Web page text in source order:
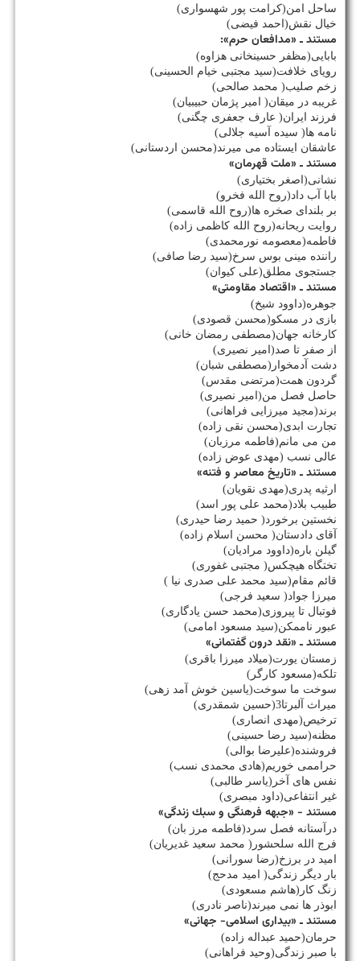
ساحل امن(كرامت پور شهسواری)
خیال نقش(احمد فیضی)
مستند ـ «مدافعان حرم»:
بابایی(مظفر حسینخانی هزاوه)
رویای خلافت(سید مجتبی خیام الحسینی)
زخم صلیب( محمد صالحی)
غریبه در میقان( امیر پژمان حبیبیان)
فرزند ایران( عارف جعفری چگنی)
نامه ها( سیده آسیه جلالی)
عاشقان ایستاده می میرند(محسن اردستانی)
مستند ـ «ملت قهرمان»
نشانی(اصغر بختیاری)
بابا آب داد(روح الله فخرو)
بر بلندای صخره ها(روح الله قاسمی)
روایت ریحانه(روح الله كاظمی زاده)
فاطمه(معصومه نورمحمدی)
راننده مینی بوس سرخ(سید رضا صافی)
جستجوی مطلق(علی كیوان)
مستند ـ «اقتصاد مقاومتی»
جوهره(داوود شیخ)
بازی در مسكو(محسن قصودی)
كارخانه جهان(مصطفی رمضان خانی)
از صفر تا صد(امیر نصیری)
دشت آدمخوار(مصطفی شبان)
گردون همت(مرتضی مقدس)
حاصل فصل من(امیر نصیری)
برند(مجید میرزایی فراهانی)
تجارت ابدی(محسن نقی زاده)
من می مانم(فاطمه مرزبان)
عالی نسب (مهدی عوض زاده)
مستند ـ «تاریخ معاصر و فتنه»
ارثیه پدری(مهدی نقویان)
طبیب بلاد(محمد علی پور اسد)
نخستین برخورد( حمید رضا حیدری)
آقای دادستان( محسن اسلام زاده)
گیلن باره(داوود مرادیان)
تختگاه هیچكس( مجتبی غفوری)
قائم مقام(سید محمد علی صدری نیا )
میرزا جواد( سعید فرجی)
فوتبال تا پیروزی(محمد حسن یادگاری)
عبور ناممكن(سید مسعود امامی)
مستند ـ «نقد درون گفتمانی»
زمستان یورت(میلاد میرزا باقری)
تلكه(مسعود كارگر)
سوخت ما سوخت(یاسین خوش آمد زهی)
میراث آلبرتا3(حسین شمقدری)
ترخیص(مهدی انصاری)
مظنه(سید رضا حسینی)
فروشنده(علیرضا بوالی)
حراممی خوریم(هادی محمدی نسب)
نفس های آخر(یاسر طالبی)
غیر انتفاعی(داود مبصری)
مستند - «جبهه فرهنگی و سبك زندگی»
درآستانه فصل سرد(فاطمه مرز بان)
فرج الله سلحشور( محمد سعید غدیریان)
امید در برزخ(رضا سورانی)
بار دیگر زندگی( امید مدحج)
زنگ كار(هاشم مسعودی)
ابوذر ها نمی میرند(ناصر نادری)
مستند ـ «بیداری اسلامی- جهانی»
حرمان(حمید عبداله زاده)
با صبر زندگی(وحید فراهانی)